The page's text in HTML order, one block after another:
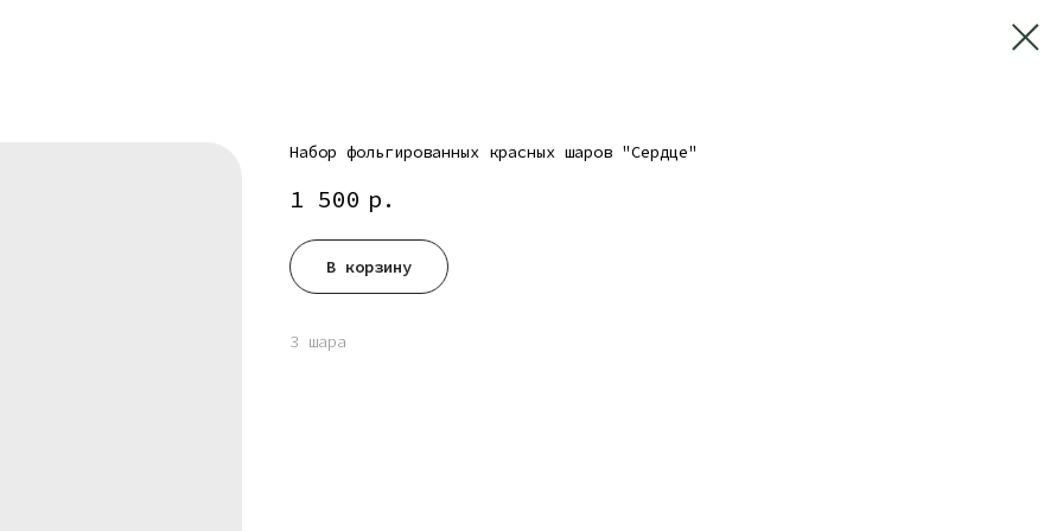
Набор фольгированных красных шаров "Сердце"
1 500 р.
В корзину
3 шара